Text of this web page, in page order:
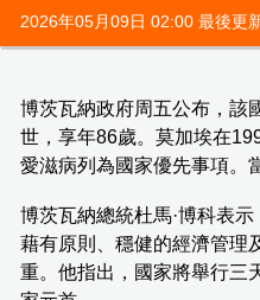
2026年05月09日 02:00 最後更
博茨瓦納政府周五公布，該
世，享年86歲。莫加埃在
愛滋病列為國家優先事項。
博茨瓦納總統杜馬·博科表
藉有原則、穩健的經濟管理
重。他指出，國家將舉行三